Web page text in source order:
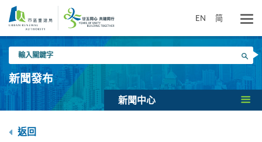
要
EN 简
入
關
鍵
搜尋
新聞發布
新聞中心
返回